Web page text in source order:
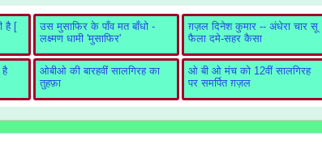
है [
उस मुसाफिर के पाँव मत बाँधो -
लक्ष्मण धामी 'मुसाफिर'
ग़ज़ल दिनेश कुमार -- अंधेरा चार सू
फैला दमे-सहर कैसा
है
ओबीओ की बारहवीं सालगिरह का
तुहफ़ा
ओ बी ओ मंच को 12वीं सालगिरह
पर समर्पित ग़ज़ल